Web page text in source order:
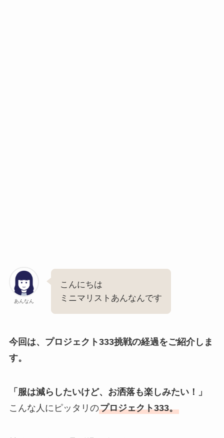
あんなん
こんにちは
ミニマリストあんなんです
今回は、プロジェクト333挑戦の経過をご紹介しま
す。
「服は減らしたいけど、お洒落も楽しみたい！」
こんな人にピッタリのプロジェクト333。